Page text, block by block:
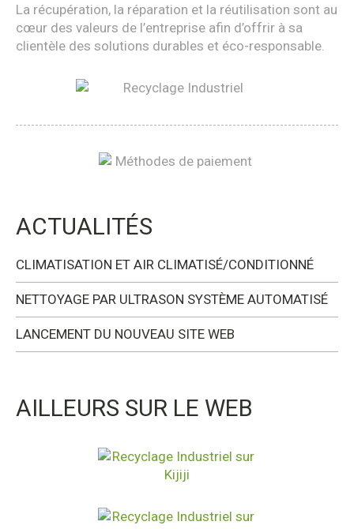
La récupération, la réparation et la réutilisation sont au
cœur des valeurs de l’entreprise afin d’offrir à sa
clientèle des solutions durables et éco-responsable.
ACTUALITÉS
CLIMATISATION ET AIR CLIMATISÉ/CONDITIONNÉ
NETTOYAGE PAR ULTRASON SYSTÈME AUTOMATISÉ
LANCEMENT DU NOUVEAU SITE WEB
AILLEURS SUR LE WEB